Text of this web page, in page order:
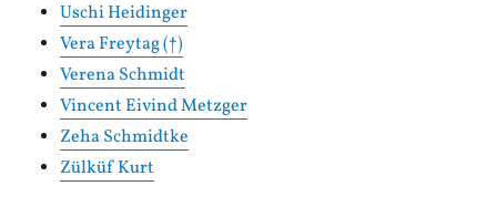
Uschi Heidinger
Vera Freytag (†)
Verena Schmidt
Vincent Eivind Metzger
Zeha Schmidtke
Zülküf Kurt